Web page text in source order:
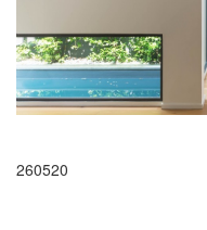
260520